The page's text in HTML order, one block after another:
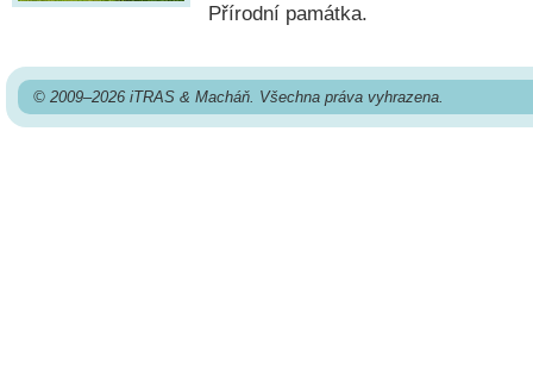
Přírodní památka.
© 2009–2026 iTRAS & Macháň. Všechna práva vyhrazena.